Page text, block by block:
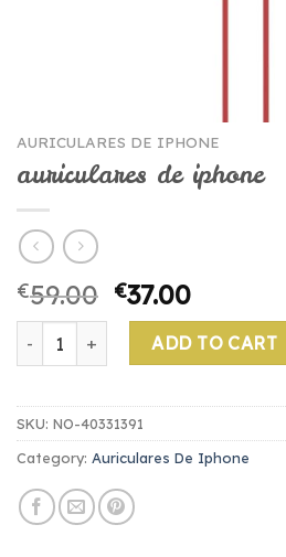
AURICULARES DE IPHONE
auriculares de iphone
€59.00 €37.00
auriculares de iphone quantity
ADD TO CART
SKU: NO-40331391
Category: Auriculares De Iphone